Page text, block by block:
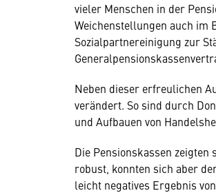
vieler Menschen in der
Weichenstellungen auch im
Sozialpartnereinigung zur
Neben dieser erfreulichen
verändert. So sind durch
und Aufbauen von
Die Pensionskassen
robust, konnten sich aber
leicht negatives Ergebnis